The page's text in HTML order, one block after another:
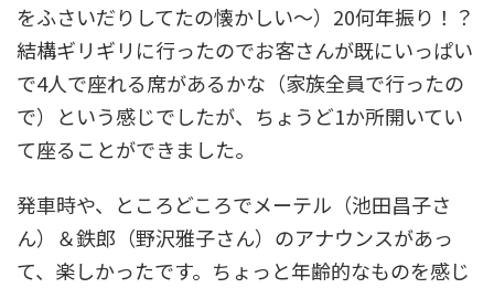
をふさいだりしてたの懐かしい～）20何年振り！？
結構ギリギリに行ったのでお客さんが既にいっぱい
で4人で座れる席があるかな（家族全員で行ったの
で）という感じでしたが、ちょうど1か所開いてい
て座ることができました。
発車時や、ところどころでメーテル（池田昌子さ
ん）＆鉄郎（野沢雅子さん）のアナウンスがあっ
て、楽しかったです。ちょっと年齢的なものを感じ